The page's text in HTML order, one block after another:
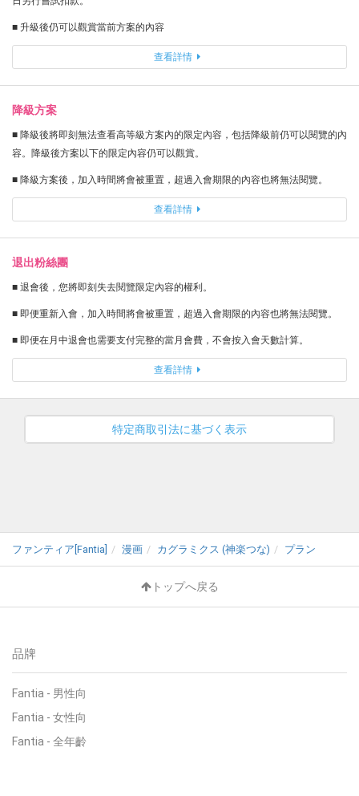
■ 升級後仍可以觀賞當前方案的內容
查看詳情
降級方案
■ 降級後將即刻無法查看高等級方案內的限定內容，包括降級前仍可以閱覽的內
容。降級後方案以下的限定內容仍可以觀賞。
■ 降級方案後，加入時間將會被重置，超過入會期限的內容也將無法閱覽。
查看詳情
退出粉絲團
■ 退會後，您將即刻失去閱覽限定內容的權利。
■ 即便重新入會，加入時間將會被重置，超過入會期限的內容也將無法閱覽。
■ 即便在月中退會也需要支付完整的當月會費，不會按入會天數計算。
查看詳情
特定商取引法に基づく表示
ファンティア[Fantia] 漫画 カグラミクス (神楽つな) プラン
トップへ戻る
品牌
Fantia - 男性向
Fantia - 女性向
Fantia - 全年齡